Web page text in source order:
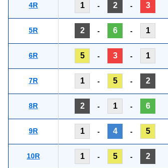
4R 1 - 2 - 3
5R 2 - 6 - 1
6R 5 - 3 - 1
7R 1 - 5 - 2
8R 2 - 1 - 6
9R 1 - 4 - 5
10R 1 - 5 - 2